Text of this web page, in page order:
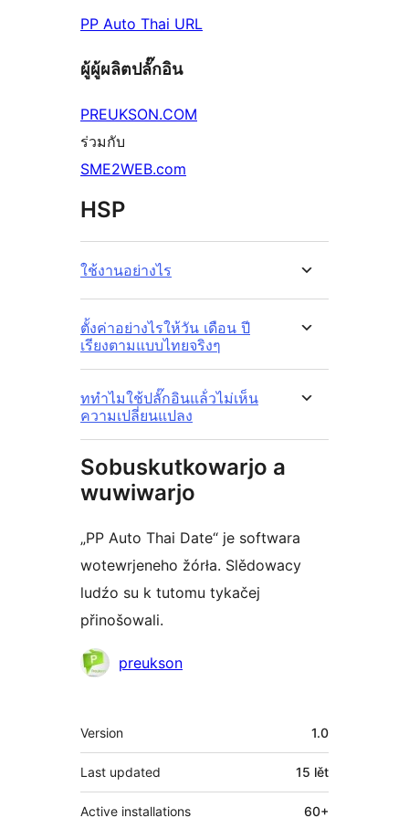
PP Auto Thai URL
ผู้ผู้ผลิตปลั๊กอิน
PREUKSON.COM
ร่วมกับ
SME2WEB.com
HSP
ใช้งานอย่างไร
ตั้งค่าอย่างไรให้วัน เดือน ปี
เรียงตามแบบไทยจริงๆ
ททำไมใช้ปลั๊กอินแล้่วไม่เห็น
ความเปลี่ยนแปลง
Sobuskutkowarjo a
wuwiwarjo
„PP Auto Thai Date“ je softwara
wotewrjeneho žórła. Slědowacy
ludźo su k tutomu tykačej
přinošowali.
Sobuskutkowarjo
preukson
Meta
Version 1.0
Last updated 15 lět
Active installations 60+